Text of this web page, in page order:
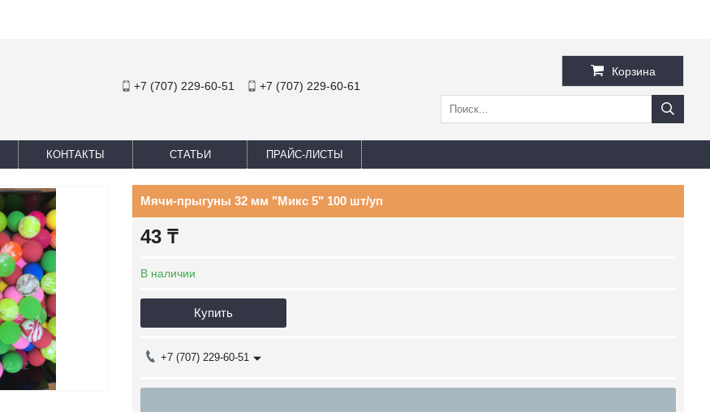
+7 (707) 229-60-51 +7 (707) 229-60-61
Корзина
КОНТАКТЫ СТАТЬИ ПРАЙС-ЛИСТЫ
Мячи-прыгуны 32 мм "Микс 5" 100 шт/уп
43 ₸
В наличии
Купить
+7 (707) 229-60-51